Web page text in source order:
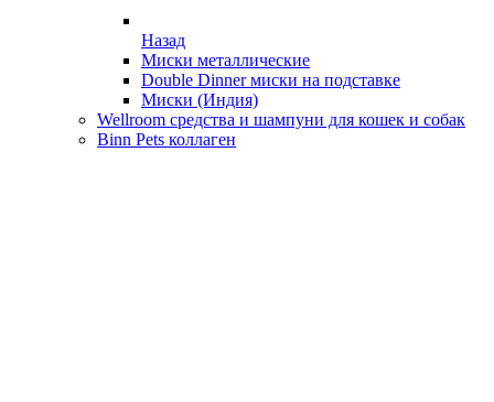
Назад
Миски металлические
Double Dinner миски на подставке
Миски (Индия)
Wellroom средства и шампуни для кошек и собак
Binn Pets коллаген